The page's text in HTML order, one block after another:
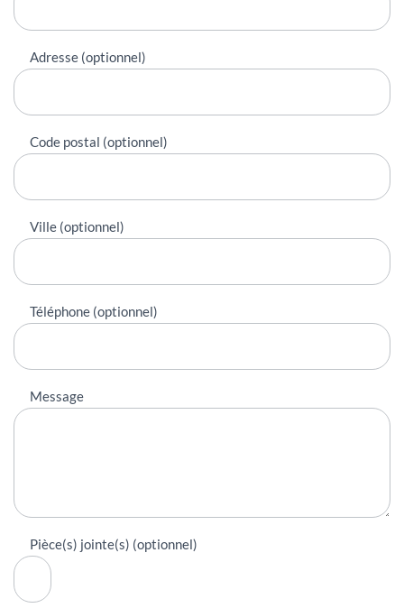
Adresse (optionnel)
Code postal (optionnel)
Ville (optionnel)
Téléphone (optionnel)
Message
Pièce(s) jointe(s) (optionnel)